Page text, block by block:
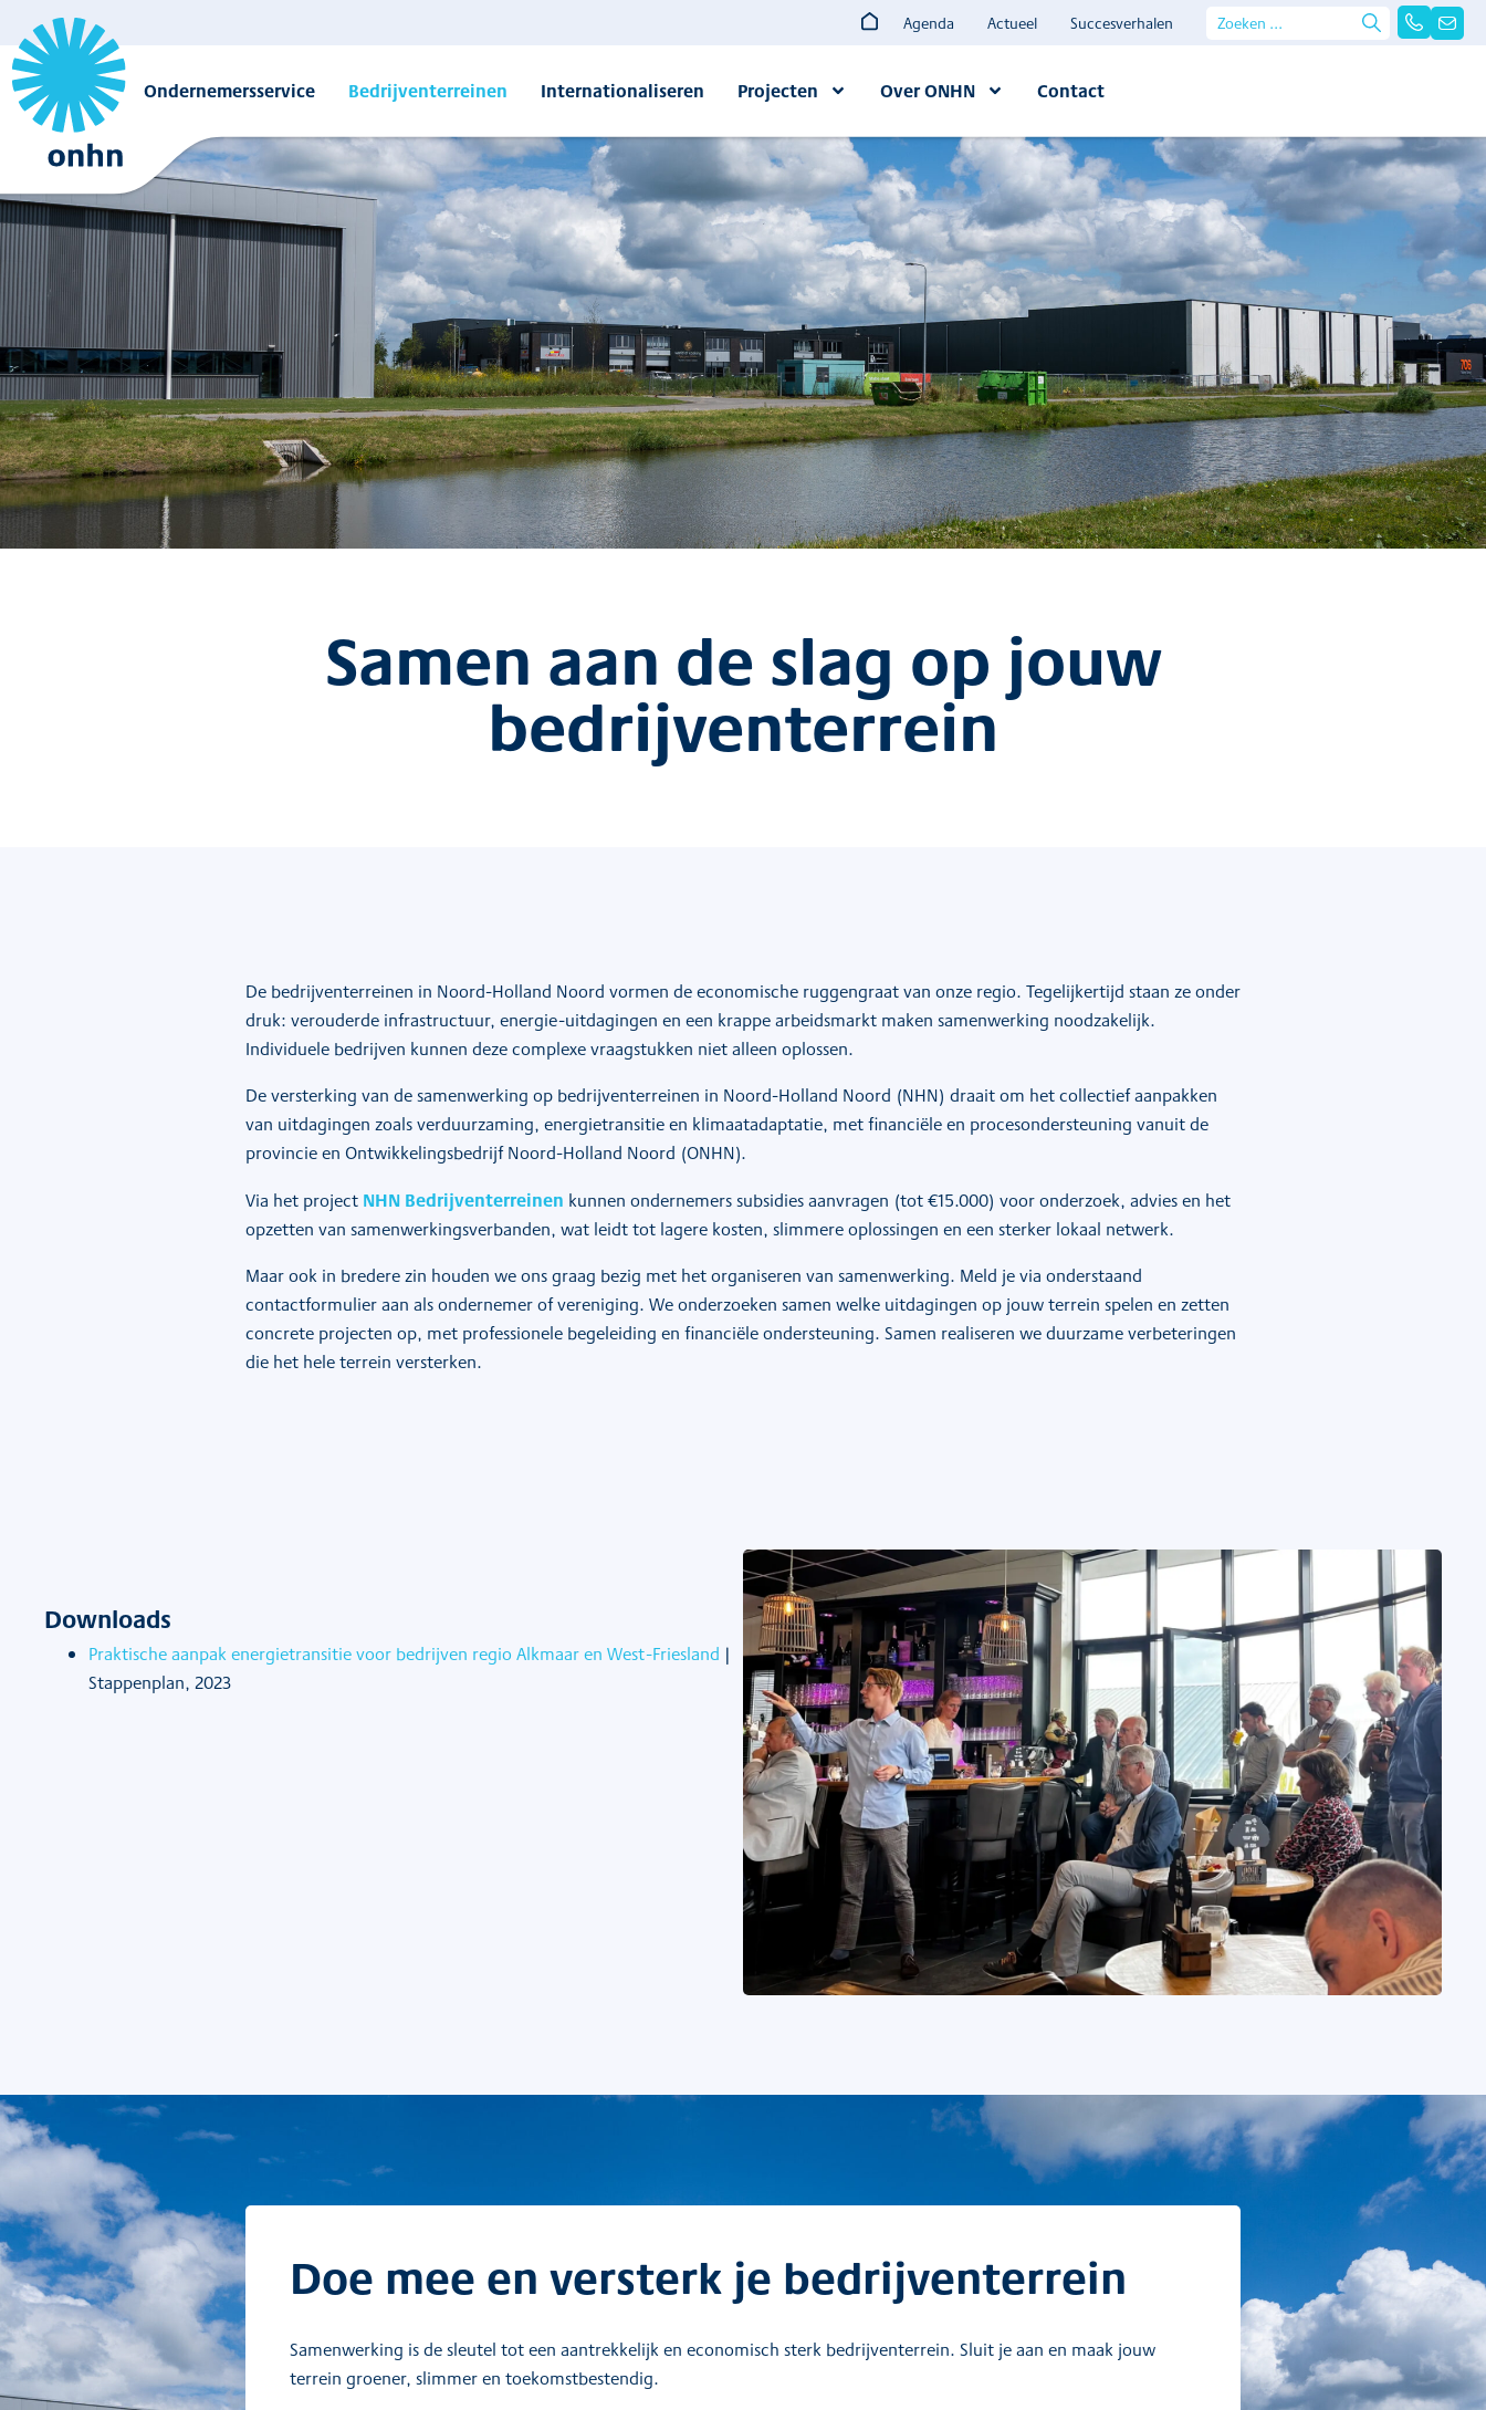
Agenda Actueel Succesverhalen
Ondernemersservice Bedrijventerreinen Internationaliseren Projecten Over ONHN Contact
Samen aan de slag op jouw
bedrijventerrein
De bedrijventerreinen in Noord-Holland Noord vormen de economische ruggengraat van onze regio. Tegelijkertijd staan ze onder
druk: verouderde infrastructuur, energie-uitdagingen en een krappe arbeidsmarkt maken samenwerking noodzakelijk.
Individuele bedrijven kunnen deze complexe vraagstukken niet alleen oplossen.
De versterking van de samenwerking op bedrijventerreinen in Noord-Holland Noord (NHN) draait om het collectief aanpakken
van uitdagingen zoals verduurzaming, energietransitie en klimaatadaptatie, met financiële en procesondersteuning vanuit de
provincie en Ontwikkelingsbedrijf Noord-Holland Noord (ONHN).
Via het project NHN Bedrijventerreinen kunnen ondernemers subsidies aanvragen (tot €15.000) voor onderzoek, advies en het
opzetten van samenwerkingsverbanden, wat leidt tot lagere kosten, slimmere oplossingen en een sterker lokaal netwerk.
Maar ook in bredere zin houden we ons graag bezig met het organiseren van samenwerking. Meld je via onderstaand
contactformulier aan als ondernemer of vereniging. We onderzoeken samen welke uitdagingen op jouw terrein spelen en zetten
concrete projecten op, met professionele begeleiding en financiële ondersteuning. Samen realiseren we duurzame verbeteringen
die het hele terrein versterken.
Downloads
Praktische aanpak energietransitie voor bedrijven regio Alkmaar en West-Friesland |
Stappenplan, 2023
Doe mee en versterk je bedrijventerrein
Samenwerking is de sleutel tot een aantrekkelijk en economisch sterk bedrijventerrein. Sluit je aan en maak jouw
terrein groener, slimmer en toekomstbestendig.